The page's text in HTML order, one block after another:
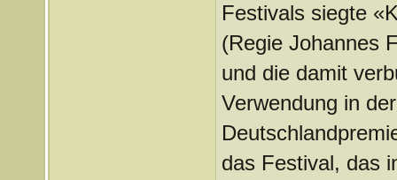
Festivals siegte
(Regie Johannes
und die damit
Verwendung in
das Festival, das